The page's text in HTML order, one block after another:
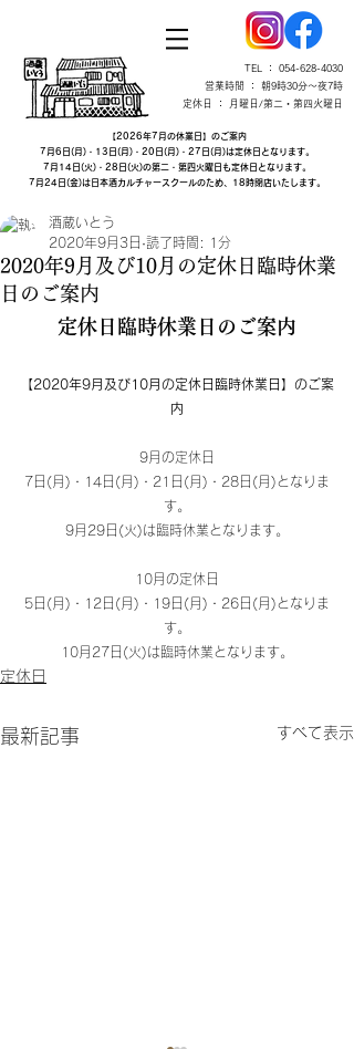
TEL ： 054-628-4030
営業時間 ： 朝9時30分～夜7時
定休日 ： 月曜日/第二・第四火曜日
【2026年7月の休業日】のご案内
7月6日(月)・13日(月)・20日(月)・27日(月)は定休日となります。
7月14日(火)・28日(火)の第二・第四火曜日も定休日となります。
7月24日(金)は日本酒カルチャースクールのため、18時閉店いたします。
2020年9月及び10月の定休日臨時休業
日のご案内
酒蔵いとう
2020年9月3日 読了時間: 1分
定休日臨時休業日のご案内
【2020年9月及び10月の定休日臨時休業日】のご案
内
9月の定休日
7日(月)・14日(月)・21日(月)・28日(月)となりま
す。
9月29日(火)は臨時休業となります。
10月の定休日
5日(月)・12日(月)・19日(月)・26日(月)となりま
す。
10月27日(火)は臨時休業となります。
定休日
最新記事 すべて表示